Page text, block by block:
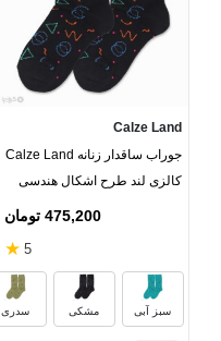
Calze Land
جوراب ساقدار زنانه Calze Land
کالزی لند طرح اشکال هندسی
475,200 تومان
5
★
سبز آبی مشکی سدری